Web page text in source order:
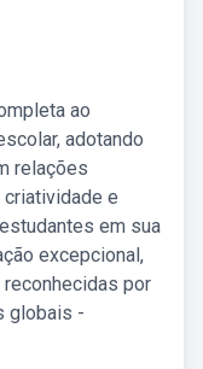
ao
adotando
relações
e
em sua
excepcional,
por
globais -